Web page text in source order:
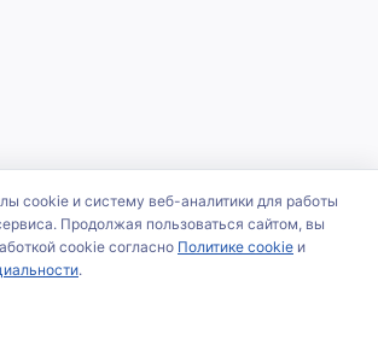
cookie и систему веб-аналитики для работы
Продолжая пользоваться сайтом, вы
cookie согласно Политике cookie и
.